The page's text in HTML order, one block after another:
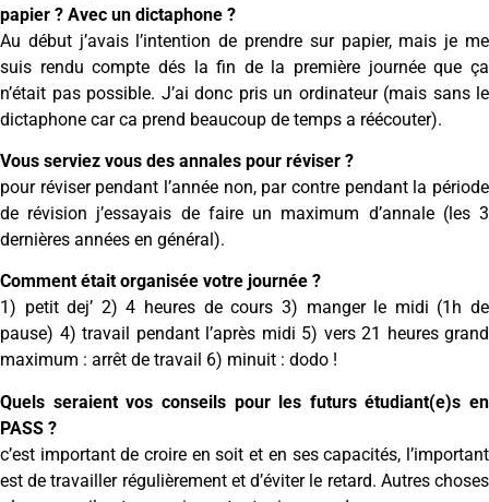
papier ? Avec un dictaphone ?
Au début j’avais l’intention de prendre sur papier, mais je me
suis rendu compte dés la fin de la première journée que ça
n’était pas possible. J’ai donc pris un ordinateur (mais sans le
dictaphone car ca prend beaucoup de temps a réécouter).
Vous serviez vous des annales pour réviser ?
pour réviser pendant l’année non, par contre pendant la période
de révision j’essayais de faire un maximum d’annale (les 3
dernières années en général).
Comment était organisée votre journée ?
1) petit dej’ 2) 4 heures de cours 3) manger le midi (1h de
pause) 4) travail pendant l’après midi 5) vers 21 heures grand
maximum : arrêt de travail 6) minuit : dodo !
Quels seraient vos conseils pour les futurs étudiant(e)s en
PASS ?
c’est important de croire en soit et en ses capacités, l’important
est de travailler régulièrement et d’éviter le retard. Autres choses